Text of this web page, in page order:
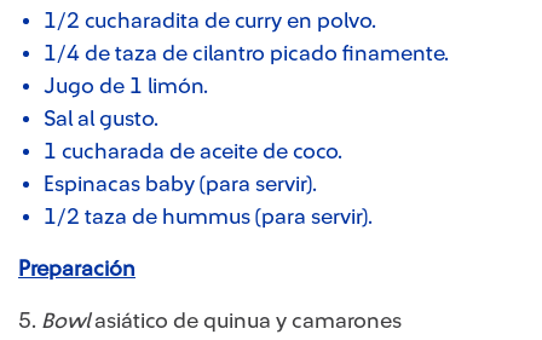
1/2 cucharadita de curry en polvo.
1/4 de taza de cilantro picado finamente.
Jugo de 1 limón.
Sal al gusto.
1 cucharada de aceite de coco.
Espinacas baby (para servir).
1/2 taza de hummus (para servir).
Preparación​
5. Bowlasiático de quinua y camarones